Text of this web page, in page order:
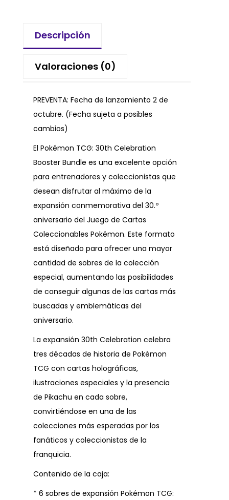
Descripción
Valoraciones (0)
PREVENTA: Fecha de lanzamiento 2 de
octubre. (Fecha sujeta a posibles
cambios)
El Pokémon TCG: 30th Celebration
Booster Bundle es una excelente opción
para entrenadores y coleccionistas que
desean disfrutar al máximo de la
expansión conmemorativa del 30.º
aniversario del Juego de Cartas
Coleccionables Pokémon. Este formato
está diseñado para ofrecer una mayor
cantidad de sobres de la colección
especial, aumentando las posibilidades
de conseguir algunas de las cartas más
buscadas y emblemáticas del
aniversario.
La expansión 30th Celebration celebra
tres décadas de historia de Pokémon
TCG con cartas holográficas,
ilustraciones especiales y la presencia
de Pikachu en cada sobre,
convirtiéndose en una de las
colecciones más esperadas por los
fanáticos y coleccionistas de la
franquicia.
Contenido de la caja:
* 6 sobres de expansión Pokémon TCG: